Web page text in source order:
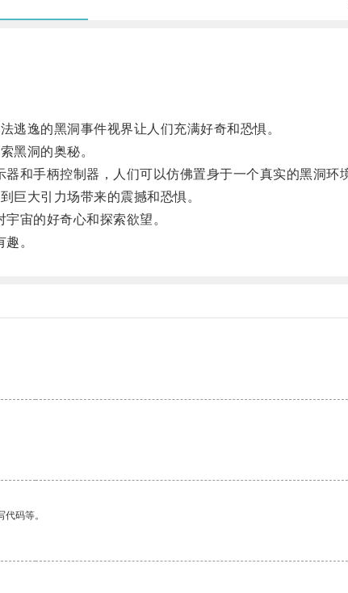
逸的黑洞事件视界让人们充满好奇和恐惧。
黑洞的奥秘。
手柄控制器，人们可以仿佛置身于一个真实的黑洞环
大引力场带来的震撼和恐惧。
宙的好奇心和探索欲望。
。
码等。